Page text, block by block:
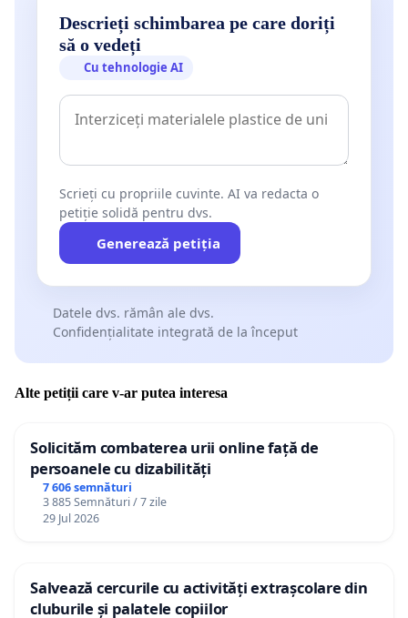
Descrieți schimbarea pe care doriți
să o vedeți
Cu tehnologie AI
Scrieți cu propriile cuvinte. AI va redacta o
petiție solidă pentru dvs.
Generează petiția
Datele dvs. rămân ale dvs.
Confidențialitate integrată de la început
Alte petiții care v-ar putea interesa
Solicităm combaterea urii online față de
persoanele cu dizabilități
7 606 semnături
3 885 Semnături / 7 zile
29 Jul 2026
Salvează cercurile cu activități extrașcolare din
cluburile și palatele copiilor